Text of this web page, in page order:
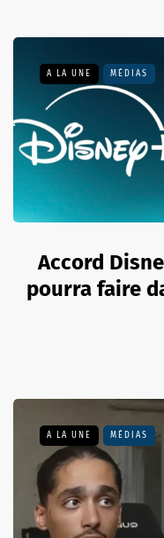
A LA UNE MÉDIAS
Accord
pourra faire
A LA UNE MÉDIAS